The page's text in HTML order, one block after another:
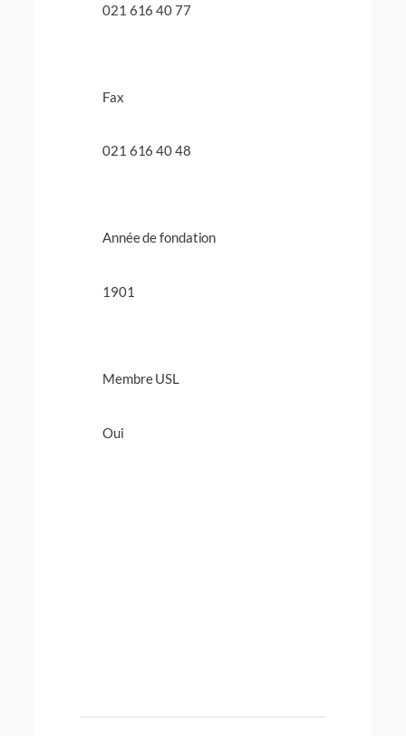
021 616 40 77
Fax
021 616 40 48
Année de fondation
1901
Membre USL
Oui